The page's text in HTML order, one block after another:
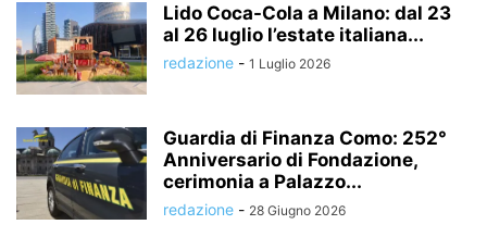
Lido Coca-Cola a Milano: dal 23
al 26 luglio l’estate italiana...
redazione - 1 Luglio 2026
Guardia di Finanza Como: 252°
Anniversario di Fondazione,
cerimonia a Palazzo...
redazione - 28 Giugno 2026